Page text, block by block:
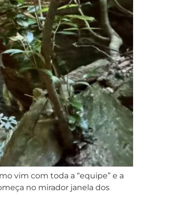
vim com toda a “equipe” e a
no mirador janela dos